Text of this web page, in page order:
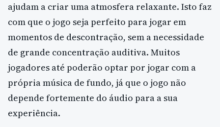
ajudam a criar uma atmosfera relaxante. Isto faz
com que o jogo seja perfeito para jogar em
momentos de descontração, sem a necessidade
de grande concentração auditiva. Muitos
jogadores até poderão optar por jogar com a
própria música de fundo, já que o jogo não
depende fortemente do áudio para a sua
experiência.